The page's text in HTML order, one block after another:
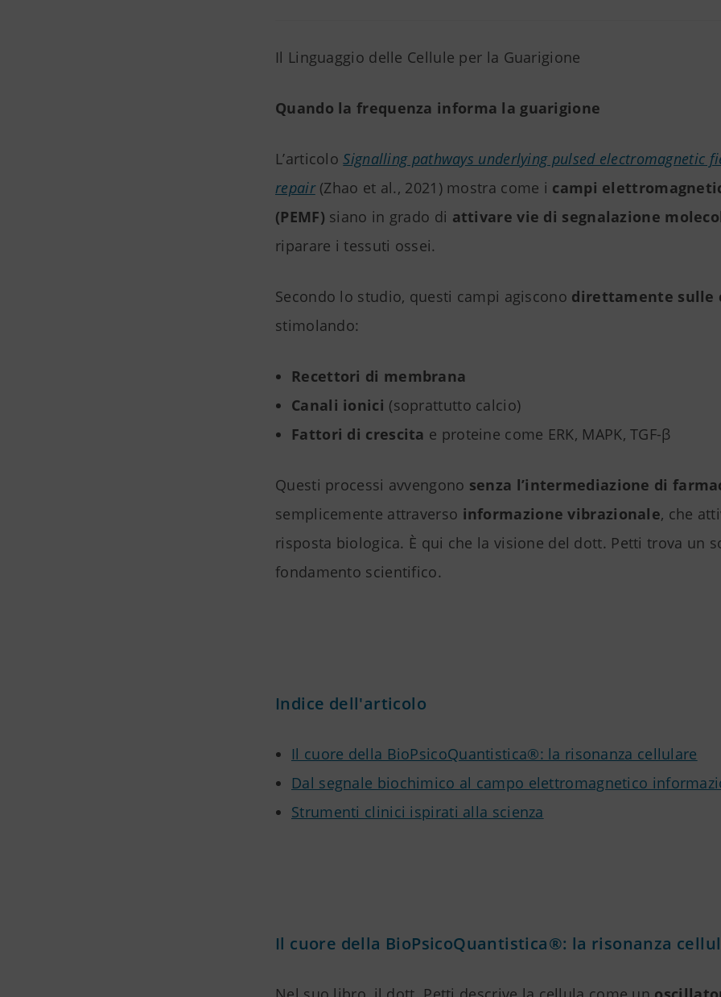
Il Linguaggio delle Cellule per la Guarigione
Quando la frequenza informa la guarigione
L’articoloSignalling pathways underlying pulsed electromagnetic
repair(Zhao et al., 2021) mostra come i campi
(PEMF) siano in grado di attivare vie di segnalazione
riparare i tessuti ossei.
Secondo lo studio, questi campi agiscono direttamente sulle
stimolando:
Recettori di membrana
Canali ionici (soprattutto calcio)
Fattori di crescita e proteine come ERK, MAPK, TGF-β
Questi processi avvengono senza l’intermediazione di
semplicemente attraverso informazione vibrazionale, che
risposta biologica. È qui che la visione del dott. Petti trova un
fondamento scientifico.
Indice dell'articolo
Il cuore della BioPsicoQuantistica®: la risonanza cellulare
Dal segnale biochimico al campo elettromagnetico
Strumenti clinici ispirati alla scienza
Il cuore della BioPsicoQuantistica®: la risonanza